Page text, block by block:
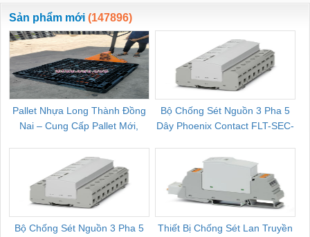
ewara
CHUA CHAY
Sản phẩm mới (147896)
Pallet Nhựa Long Thành Đồng
Nai – Cung Cấp Pallet Mới,
Bộ Chống Sét Nguồn 3 Pha 5
Dây Phoenix Contact FLT-SEC-
Bộ Chống Sét Nguồn 3 Pha 5
Thiết Bị Chống Sét Lan Truyền